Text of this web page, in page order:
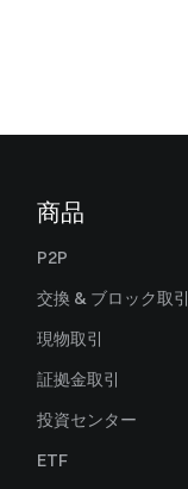
商品
P2P
交換 & ブロック取引
現物取引
証拠金取引
投資センター
ETF